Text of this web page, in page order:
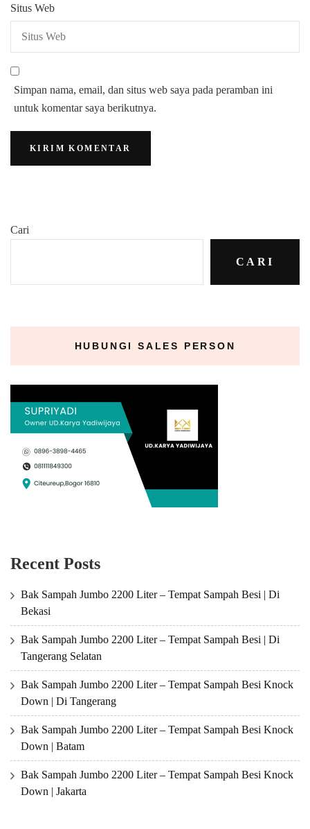
Situs Web
Simpan nama, email, dan situs web saya pada peramban ini
untuk komentar saya berikutnya.
Cari
CARI
HUBUNGI SALES PERSON
Recent Posts
Bak Sampah Jumbo 2200 Liter – Tempat Sampah Besi | Di
Bekasi
Bak Sampah Jumbo 2200 Liter – Tempat Sampah Besi | Di
Tangerang Selatan
Bak Sampah Jumbo 2200 Liter – Tempat Sampah Besi Knock
Down | Di Tangerang
Bak Sampah Jumbo 2200 Liter – Tempat Sampah Besi Knock
Down | Batam
Bak Sampah Jumbo 2200 Liter – Tempat Sampah Besi Knock
Down | Jakarta